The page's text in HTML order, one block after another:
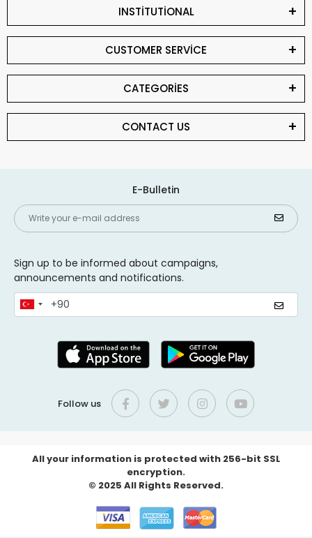
INSTİTUTİONAL
CUSTOMER SERVİCE
CATEGORİES
CONTACT US
E-Bulletin
Sign up to be informed about campaigns,
announcements and notifications.
Follow us
All your information is protected with 256-bit SSL
encryption.
© 2025 All Rights Reserved.